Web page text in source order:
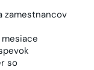
zamestnancov
so